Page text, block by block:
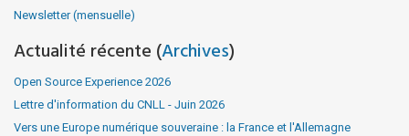
Newsletter (mensuelle)
Actualité récente (Archives)
Open Source Experience 2026
Lettre d'information du CNLL - Juin 2026
Vers une Europe numérique souveraine : la France et l'Allemagne